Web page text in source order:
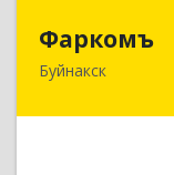
Фаркомъ
Буйнакск